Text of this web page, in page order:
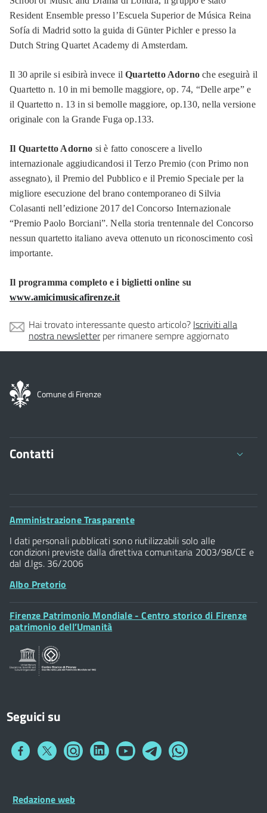
Resident Ensemble presso l’Escuela Superior de Música Reina
Sofía di Madrid sotto la guida di Günter Pichler e presso la
Dutch String Quartet Academy di Amsterdam.
Il 30 aprile si esibirà invece ilQuartetto Adorno che eseguirà il
Quartetto n. 10 in mi bemolle maggiore, op. 74, “Delle arpe” e
il Quartetto n. 13 in si bemolle maggiore, op.130, nella versione
originale con la Grande Fuga op.133.
Il Quartetto Adorno si è fatto conoscere a livello
internazionale aggiudicandosi il Terzo Premio (con Primo non
assegnato), il Premio del Pubblico e il Premio Speciale per la
migliore esecuzione del brano contemporaneo di Silvia
Colasanti nell’edizione 2017 del Concorso Internazionale
“Premio Paolo Borciani”. Nella storia trentennale del Concorso
nessun quartetto italiano aveva ottenuto un riconoscimento così
importante.
Il programma completo e i biglietti online su
www.amicimusicafirenze.it
Hai trovato interessante questo articolo? Iscriviti alla
nostra newsletterper rimanere sempre aggiornato
Comune di Firenze
Contatti
Comune di Firenze
Palazzo Vecchio
Piazza della Signoria - 50122, Firenze
P.IVA 01307110484
Posta Elettronica Certificata
Footer
Amministrazione Trasparente
I dati personali pubblicati sono riutilizzabili solo alle
condizioni previste dalla direttiva comunitaria 2003/98/CE e
dal d.lgs. 36/2006
Albo Pretorio
Footer
Widget
Firenze Patrimonio Mondiale - Centro storico di Firenze
patrimonio dell’Umanità
Seguici su
Collegamento
Collegamento
a
Collegamento
a
Collegamento
a
Collegamento
a
Collegamento
a
Collegamento
a
Footer
Widget
Footer
Redazione web